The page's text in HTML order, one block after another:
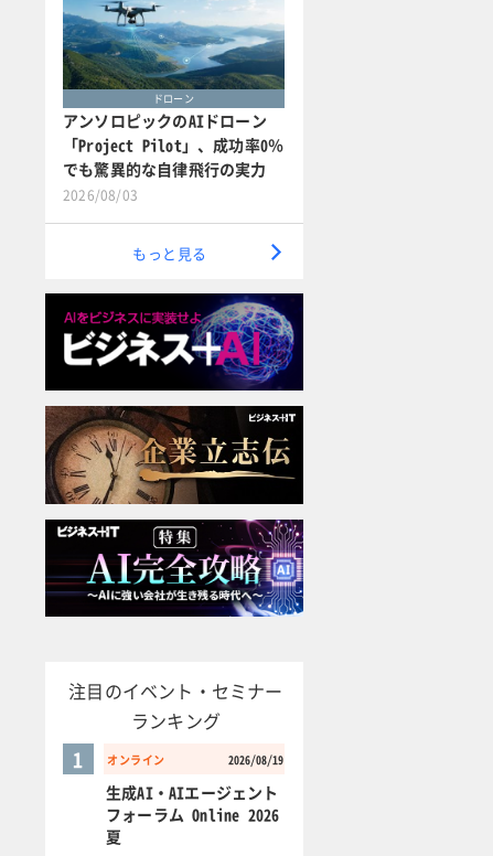
ドローン
アンソロピックのAIドローン
「Project Pilot」、成功率0％
でも驚異的な自律飛行の実力
2026/08/03
もっと見る
注目のイベント・セミナー
ランキング
オンライン 2026/08/19
1
生成AI・AIエージェント
フォーラム Online 2026
夏